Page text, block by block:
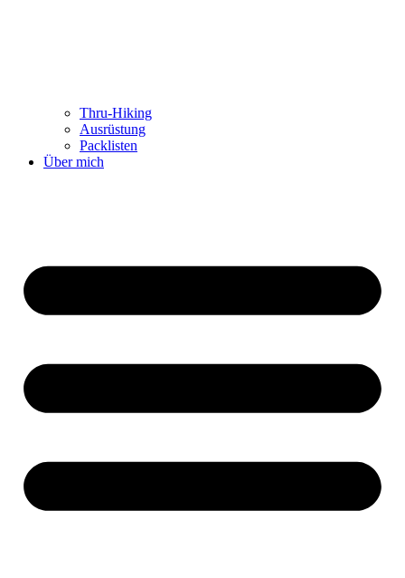
Thru-Hiking
Ausrüstung
Packlisten
Über mich